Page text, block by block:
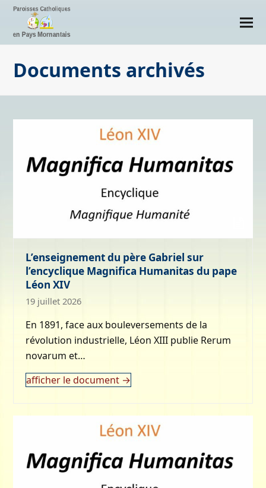
Documents archivés
L’enseignement du père Gabriel sur
l’encyclique Magnifica Humanitas du pape
Léon XIV
19 juillet 2026
En 1891, face aux bouleversements de la
révolution industrielle, Léon XIII publie Rerum
novarum et…
afficher le document →